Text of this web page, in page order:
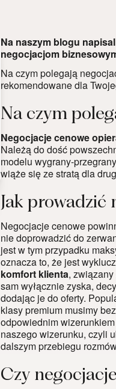
Na naszym blogu
negocjacjom
Na czym polegają
rekomendowane dla
Na czym
Negocjacje cenowe
Należą do dość
modelu wygrany-
wiąże się ze stratą dla
Jak prowadzić
Negocjacje cenowe
nie doprowadzić do
jest w tym przypadku
oznacza to, że jest
komfort klienta,
sam wyłącznie zyska,
dodając je do oferty.
klasy premium musimy
odpowiednim
naszego wizerunku, czyli
dalszym przebiegu
Czy